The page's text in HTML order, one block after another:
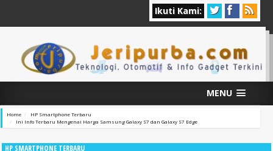
Ikuti Kami:
MENU
Home
HP Smartphone Terbaru
Ini Info Terbaru Mengenai Harga Samsung Galaxy S7 dan Galaxy S7 Edge
HP SMARTPHONE TERBARU